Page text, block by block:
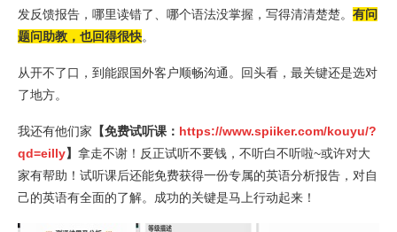
发反馈报告，哪里读错了、哪个语法没掌握，写得清清楚楚。 有问
题问助教，也回得很快。
从开不了口，到能跟国外客户顺畅沟通。回头看，最关键还是选对
了地方。
我还有他们家 【免费试听课： https://www.spiiker.com/kouyu/?
qd=eilly】 拿走不谢！反正试听不要钱，不听白不听啦~或许对大
家有帮助！试听课后还能免费获得一份专属的英语分析报告，对自
己的英语有全面的了解。成功的关键是马上行动起来！